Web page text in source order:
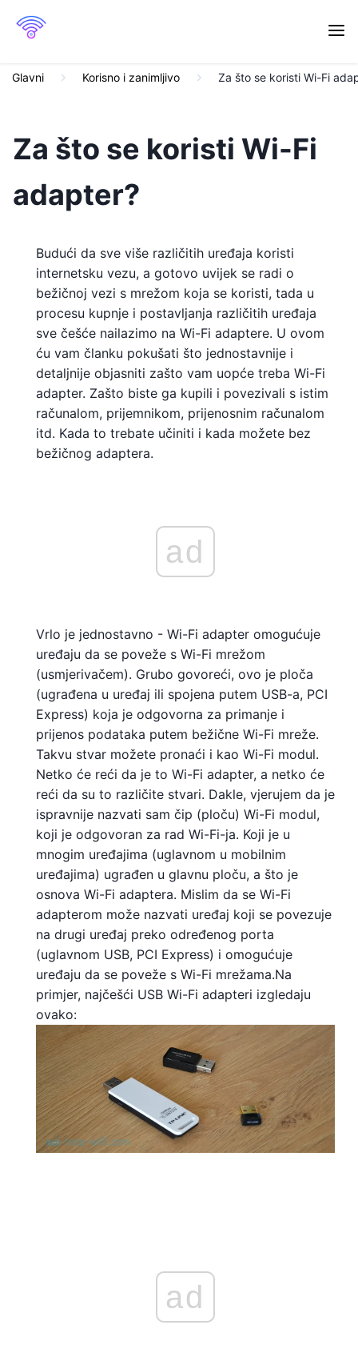
Glavni Korisno i zanimljivo Za što se koristi Wi-Fi
Za što se koristi Wi-Fi
adapter?
Budući da sve više različitih uređaja koristi
internetsku vezu, a gotovo uvijek se radi o
bežičnoj vezi s mrežom koja se koristi, tada u
procesu kupnje i postavljanja različitih uređaja
sve češće nailazimo na Wi-Fi adaptere. U ovom
ću vam članku pokušati što jednostavnije i
detaljnije objasniti zašto vam uopće treba Wi-Fi
adapter. Zašto biste ga kupili i povezivali s istim
računalom, prijemnikom, prijenosnim računalom
itd. Kada to trebate učiniti i kada možete bez
bežičnog adaptera.
ad
Vrlo je jednostavno - Wi-Fi adapter omogućuje
uređaju da se poveže s Wi-Fi mrežom
(usmjerivačem). Grubo govoreći, ovo je ploča
(ugrađena u uređaj ili spojena putem USB-a, PCI
Express) koja je odgovorna za primanje i
prijenos podataka putem bežične Wi-Fi mreže.
Takvu stvar možete pronaći i kao Wi-Fi modul.
Netko će reći da je to Wi-Fi adapter, a netko će
reći da su to različite stvari. Dakle, vjerujem da je
ispravnije nazvati sam čip (ploču) Wi-Fi modul,
koji je odgovoran za rad Wi-Fi-ja. Koji je u
mnogim uređajima (uglavnom u mobilnim
uređajima) ugrađen u glavnu ploču, a što je
osnova Wi-Fi adaptera. Mislim da se Wi-Fi
adapterom može nazvati uređaj koji se povezuje
na drugi uređaj preko određenog porta
(uglavnom USB, PCI Express) i omogućuje
uređaju da se poveže s Wi-Fi mrežama.Na
primjer, najčešći USB Wi-Fi adapteri izgledaju
ovako:
ad